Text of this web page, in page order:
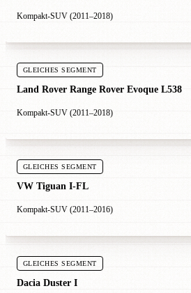
Kompakt-SUV (2011–2018)
GLEICHES SEGMENT
Land Rover Range Rover Evoque L538
Kompakt-SUV (2011–2018)
GLEICHES SEGMENT
VW Tiguan I-FL
Kompakt-SUV (2011–2016)
GLEICHES SEGMENT
Dacia Duster I